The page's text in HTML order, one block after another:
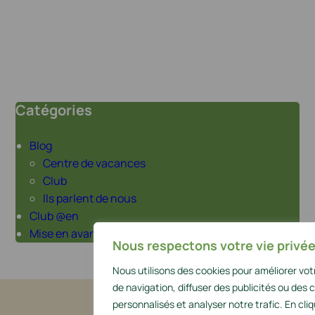
Nous respectons votre vie
Nous utilisons des cookies pour améliorer
de navigation, diffuser des publicités ou des
personnalisés et analyser notre trafic. En
Catégories
Blog
Centre de vacances
Club
Ils parlent de nous
Club @en
Mise en avant